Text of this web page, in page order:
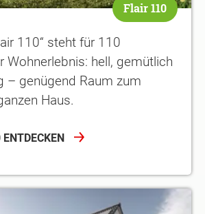
Flair 110
110“ steht für 110
Wohnerlebnis: hell, gemütlich
– genügend Raum zum
Haus.